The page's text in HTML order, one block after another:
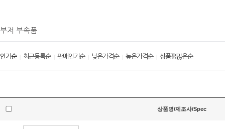
부저 부속품
인기순| 최근등록순| 판매인기순| 낮은가격순| 높은가격순| 상품평많은순
상품명/제조사/Spec